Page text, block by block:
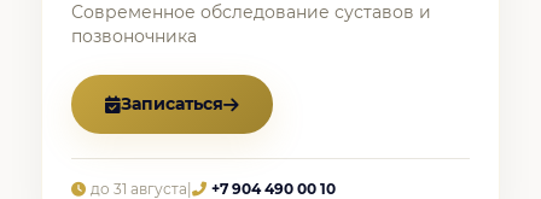
Современное обследование суставов и
позвоночника
Записаться
до 31 августа +7 904 490 00 10